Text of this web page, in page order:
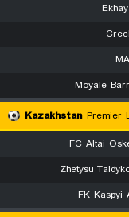
Moyale
Kazakhstan Premier
FC Altai
Zhetysu
FK Kaspyi